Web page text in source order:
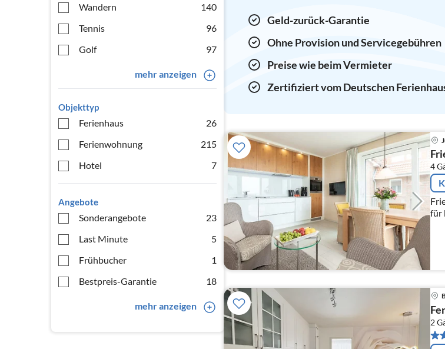
Wandern
140
Tennis
96
Golf
97
mehr anzeigen
Objekttyp
Ferienhaus
26
Ferienwohnung
215
Hotel
7
Angebote
Sonderangebote
23
Last Minute
5
Frühbucher
1
Bestpreis-Garantie
18
mehr anzeigen
Geld-zurück-Garantie
Ohne Provision und Servicegebühren
Preise wie beim Vermieter
Zertifiziert vom Deutschen
4
für
2